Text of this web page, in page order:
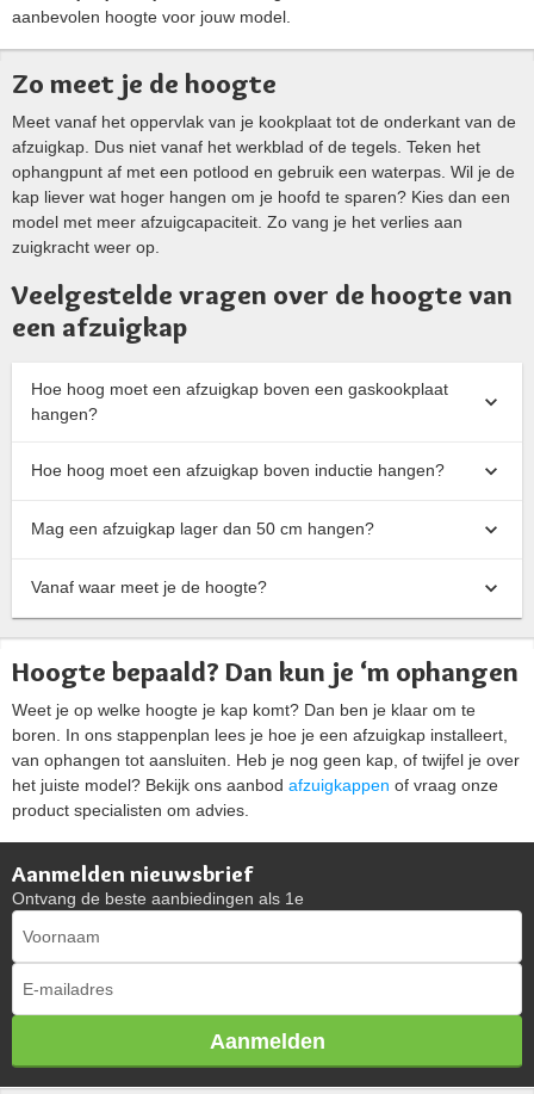
aanbevolen hoogte voor jouw model.
Zo meet je de hoogte
Meet vanaf het oppervlak van je kookplaat tot de onderkant van de
afzuigkap. Dus niet vanaf het werkblad of de tegels. Teken het
ophangpunt af met een potlood en gebruik een waterpas. Wil je de
kap liever wat hoger hangen om je hoofd te sparen? Kies dan een
model met meer afzuigcapaciteit. Zo vang je het verlies aan
zuigkracht weer op.
Veelgestelde vragen over de hoogte van
een afzuigkap
Hoe hoog moet een afzuigkap boven een gaskookplaat
hangen?
Hoe hoog moet een afzuigkap boven inductie hangen?
Mag een afzuigkap lager dan 50 cm hangen?
Vanaf waar meet je de hoogte?
Hoogte bepaald? Dan kun je ‘m ophangen
Weet je op welke hoogte je kap komt? Dan ben je klaar om te
boren. In ons stappenplan lees je hoe je een afzuigkap installeert,
van ophangen tot aansluiten. Heb je nog geen kap, of twijfel je over
het juiste model? Bekijk ons aanbod afzuigkappen of vraag onze
product specialisten om advies.
Aanmelden nieuwsbrief
Ontvang de beste aanbiedingen als 1e
Aanmelden